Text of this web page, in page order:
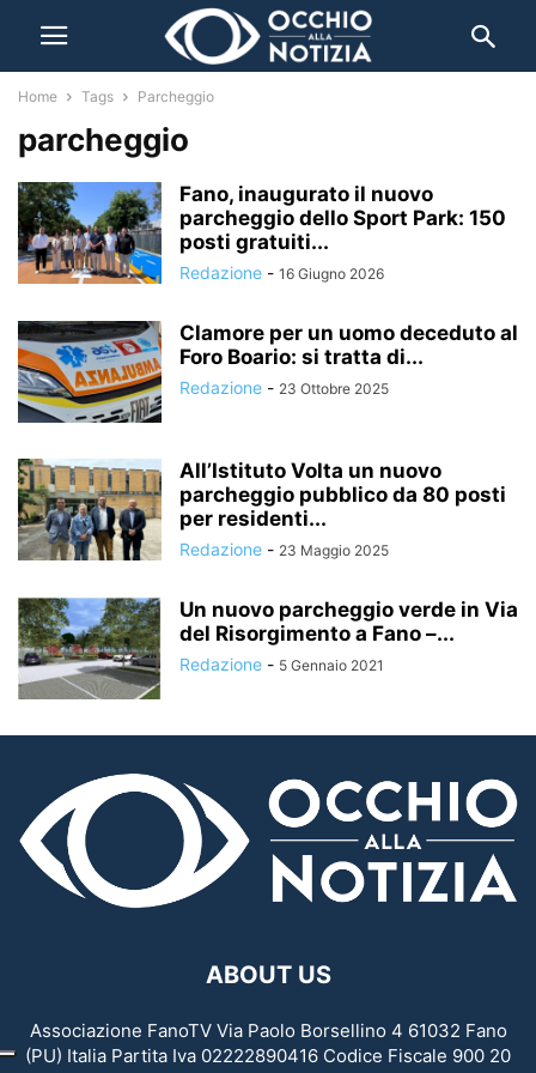
Home Tags Parcheggio
parcheggio
Fano, inaugurato il nuovo
parcheggio dello Sport Park: 150
posti gratuiti...
Redazione - 16 Giugno 2026
Clamore per un uomo deceduto al
Foro Boario: si tratta di...
Redazione - 23 Ottobre 2025
All’Istituto Volta un nuovo
parcheggio pubblico da 80 posti
per residenti...
Redazione - 23 Maggio 2025
Un nuovo parcheggio verde in Via
del Risorgimento a Fano –...
Redazione - 5 Gennaio 2021
ABOUT US
Associazione FanoTV Via Paolo Borsellino 4 61032 Fano
(PU) Italia Partita Iva 02222890416 Codice Fiscale 900 20